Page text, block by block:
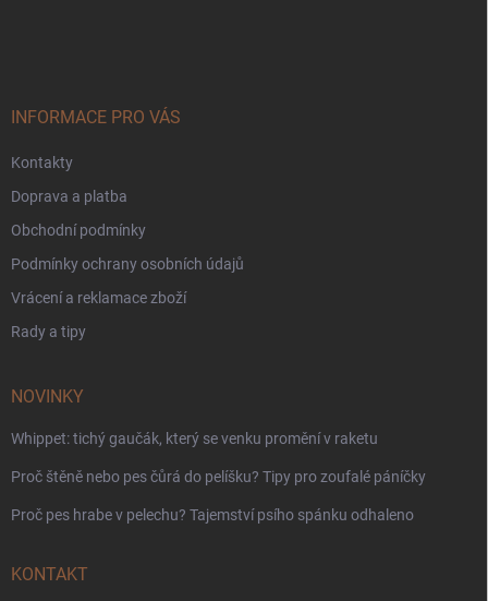
INFORMACE PRO VÁS
Kontakty
Doprava a platba
Obchodní podmínky
Podmínky ochrany osobních údajů
Vrácení a reklamace zboží
Rady a tipy
NOVINKY
Whippet: tichý gaučák, který se venku promění v raketu
Proč štěně nebo pes čůrá do pelíšku? Tipy pro zoufalé páníčky
Proč pes hrabe v pelechu? Tajemství psího spánku odhaleno
KONTAKT